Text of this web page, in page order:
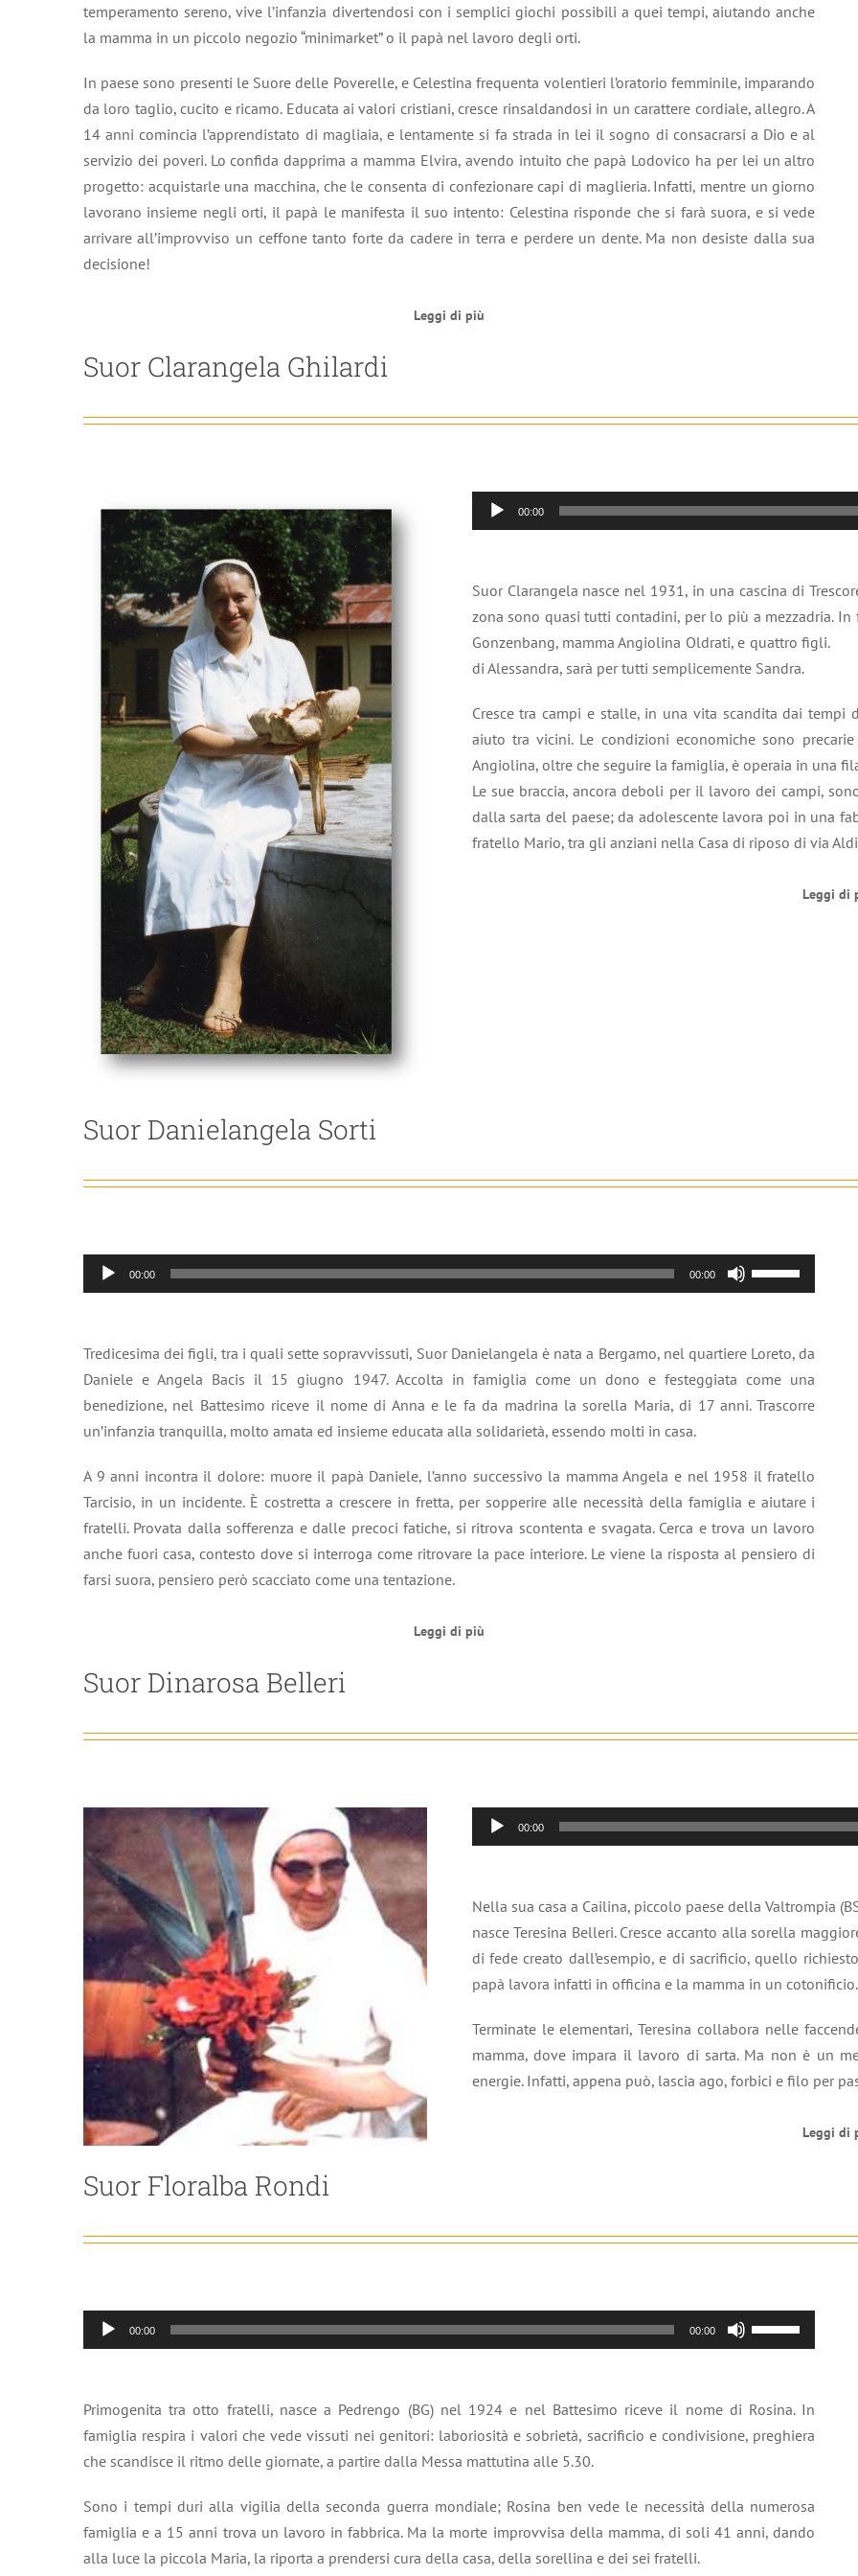
diminuire
il
volume.
temperamento sereno, vive l’infanzia divertendosi con i semplici giochi possibili a quei tempi, aiutando anche
la mamma in un piccolo negozio “minimarket” o il papà nel lavoro degli orti.
In paese sono presenti le Suore delle Poverelle, e Celestina frequenta volentieri l’oratorio femminile, imparando
da loro taglio, cucito e ricamo. Educata ai valori cristiani, cresce rinsaldandosi in un carattere cordiale, allegro. A
14 anni comincia l’apprendistato di magliaia, e lentamente si fa strada in lei il sogno di consacrarsi a Dio e al
servizio dei poveri. Lo confida dapprima a mamma Elvira, avendo intuito che papà Lodovico ha per lei un altro
progetto: acquistarle una macchina, che le consenta di confezionare capi di maglieria. Infatti, mentre un giorno
lavorano insieme negli orti, il papà le manifesta il suo intento: Celestina risponde che si farà suora, e si vede
arrivare all’improvviso un ceffone tanto forte da cadere in terra e perdere un dente. Ma non desiste dalla sua
decisione!
Leggi di più
Suor Clarangela Ghilardi
Audio
Player
00:00
Suor Clarangela nasce nel 1931, in una cascina di
zona sono quasi tutti contadini, per lo più a mezzadria.
Gonzenbang, mamma Angiolina Oldrati, e quattro figli.
di Alessandra, sarà per tutti semplicemente Sandra.
Cresce tra campi e stalle, in una vita scandita dai
aiuto tra vicini. Le condizioni economiche sono
Angiolina, oltre che seguire la famiglia, è operaia in una
Le sue braccia, ancora deboli per il lavoro dei campi,
dalla sarta del paese; da adolescente lavora poi in una
fratello Mario, tra gli anziani nella Casa di riposo di via
Leggi di
Suor Danielangela Sorti
Audio
Player
00:00 00:00
Usa
i
diminuire
il
volume.
Tredicesima dei figli, tra i quali sette sopravvissuti, Suor Danielangela è nata a Bergamo, nel quartiere Loreto, da
Daniele e Angela Bacis il 15 giugno 1947. Accolta in famiglia come un dono e festeggiata come una
benedizione, nel Battesimo riceve il nome di Anna e le fa da madrina la sorella Maria, di 17 anni. Trascorre
un’infanzia tranquilla, molto amata ed insieme educata alla solidarietà, essendo molti in casa.
A 9 anni incontra il dolore: muore il papà Daniele, l’anno successivo la mamma Angela e nel 1958 il fratello
Tarcisio, in un incidente. È costretta a crescere in fretta, per sopperire alle necessità della famiglia e aiutare i
fratelli. Provata dalla sofferenza e dalle precoci fatiche, si ritrova scontenta e svagata. Cerca e trova un lavoro
anche fuori casa, contesto dove si interroga come ritrovare la pace interiore. Le viene la risposta al pensiero di
farsi suora, pensiero però scacciato come una tentazione.
Leggi di più
Suor Dinarosa Belleri
Audio
Player
00:00
Nella sua casa a Cailina, piccolo paese della Valtrompia
nasce Teresina Belleri. Cresce accanto alla sorella
di fede creato dall’esempio, e di sacrificio, quello
papà lavora infatti in officina e la mamma in un cotonificio.
Terminate le elementari, Teresina collabora nelle
mamma, dove impara il lavoro di sarta. Ma non è un
energie. Infatti, appena può, lascia ago, forbici e filo per
Leggi di
Suor Floralba Rondi
Audio
Player
00:00 00:00
Usa
i
o
diminuire
Primogenita tra otto fratelli, nasce a Pedrengo (BG) nel 1924 e nel Battesimo riceve il nome di Rosina. In
famiglia respira i valori che vede vissuti nei genitori: laboriosità e sobrietà, sacrificio e condivisione, preghiera
che scandisce il ritmo delle giornate, a partire dalla Messa mattutina alle 5.30.
Sono i tempi duri alla vigilia della seconda guerra mondiale; Rosina ben vede le necessità della numerosa
famiglia e a 15 anni trova un lavoro in fabbrica. Ma la morte improvvisa della mamma, di soli 41 anni, dando
alla luce la piccola Maria, la riporta a prendersi cura della casa, della sorellina e dei sei fratelli.